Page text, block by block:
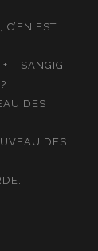
C’EN EST
– SANGIGI
DES
DES